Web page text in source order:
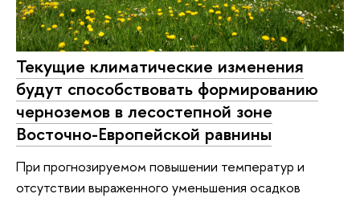
Текущие климатические изменения
будут способствовать формированию
черноземов в лесостепной зоне
Восточно-Европейской равнины
При прогнозируемом повышении температур и
отсутствии выраженного уменьшения осадков